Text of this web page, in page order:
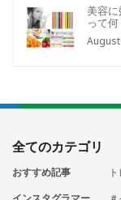
美容
って何
August
全てのカテゴリ
おすすめ記事